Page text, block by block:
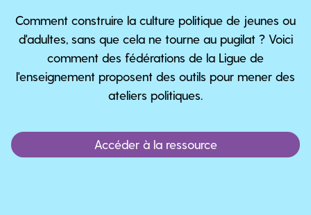
Comment construire la culture politique de jeunes ou
d'adultes, sans que cela ne tourne au pugilat ? Voici
comment des fédérations de la Ligue de
l'enseignement proposent des outils pour mener des
ateliers politiques.
Accéder à la ressource